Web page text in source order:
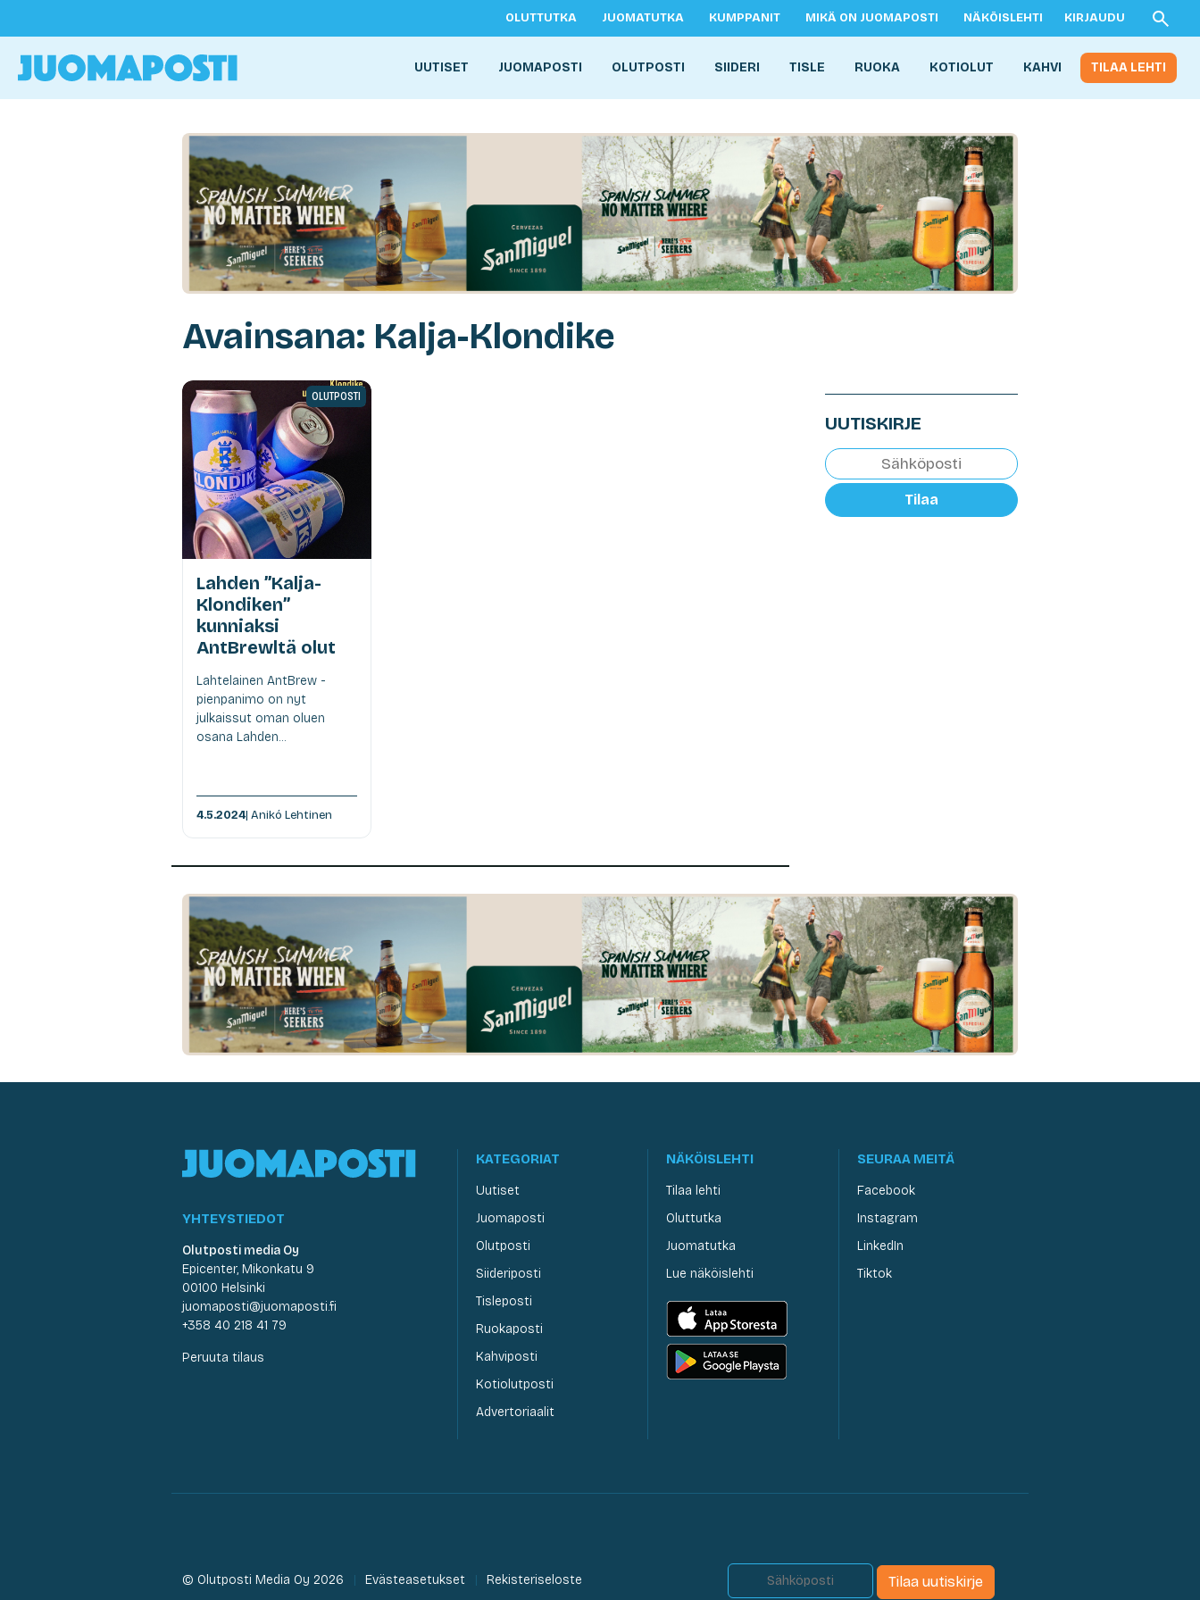
OLUTTUTKA JUOMATUTKA KUMPPANIT MIKÄ ON JUOMAPOSTI NÄKÖISLEHTI KIRJAUDU
UUTISET JUOMAPOSTI OLUTPOSTI SIIDERI TISLE RUOKA KOTIOLUT KAHVI TILAA LEHTI
Avainsana: Kalja-Klondike
OLUTPOSTI
Lahden ”Kalja-
Klondiken”
kunniaksi
AntBrewltä olut
Lahtelainen AntBrew -
pienpanimo on nyt
julkaissut oman oluen
osana Lahden...
4.5.2024| Anikó Lehtinen
UUTISKIRJE
Tilaa
YHTEYSTIEDOT
Olutposti media Oy
Epicenter, Mikonkatu 9
00100 Helsinki
juomaposti@juomaposti.fi
+358 40 218 41 79
Peruuta tilaus
KATEGORIAT
Uutiset
Juomaposti
Olutposti
Siideriposti
Tisleposti
Ruokaposti
Kahviposti
Kotiolutposti
Advertoriaalit
NÄKÖISLEHTI
Tilaa lehti
Oluttutka
Juomatutka
Lue näköislehti
SEURAA MEITÄ
Facebook
Instagram
LinkedIn
Tiktok
© Olutposti Media Oy 2026 Evästeasetukset Rekisteriseloste Tilaa uutiskirje